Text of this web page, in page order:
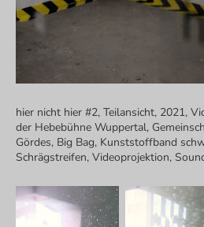
hier nicht hier #2, Teilansicht, 2021,
der Hebebühne Wuppertal,
Gördes, Big Bag, Kunststoffband
Schrägstreifen, Videoprojektion,